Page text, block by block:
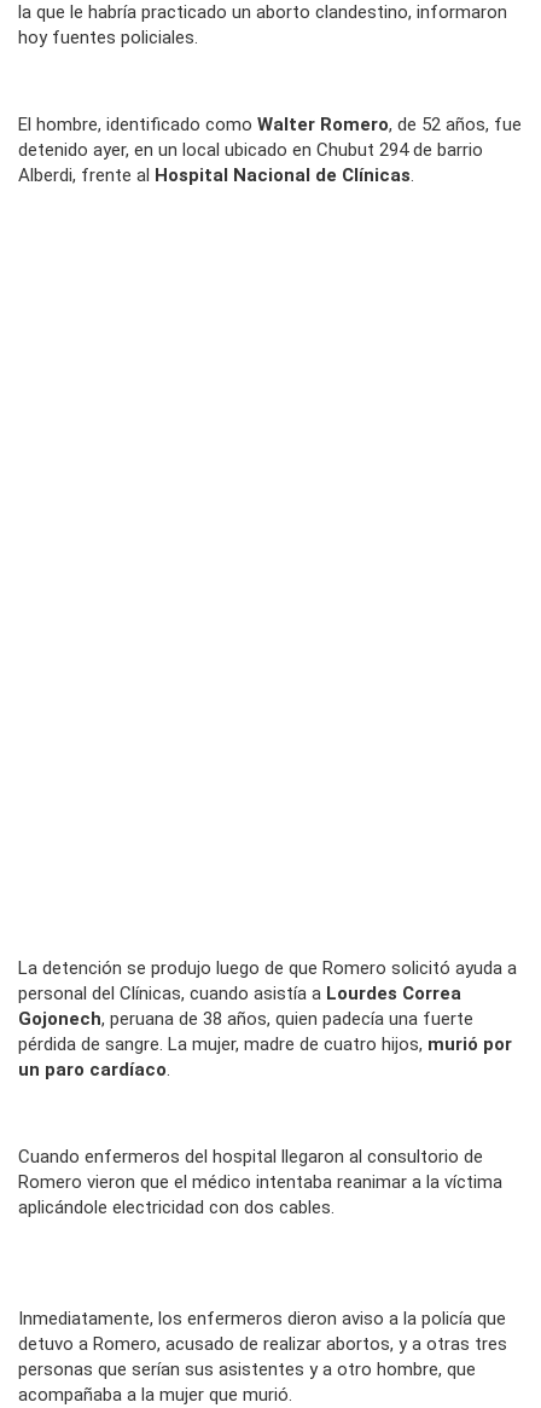
la que le habría practicado un aborto clandestino, informaron
hoy fuentes policiales.
El hombre, identificado como Walter Romero, de 52 años, fue
detenido ayer, en un local ubicado en Chubut 294 de barrio
Alberdi, frente al Hospital Nacional de Clínicas.
La detención se produjo luego de que Romero solicitó ayuda a
personal del Clínicas, cuando asistía a Lourdes Correa
Gojonech, peruana de 38 años, quien padecía una fuerte
pérdida de sangre. La mujer, madre de cuatro hijos, murió por
un paro cardíaco.
Cuando enfermeros del hospital llegaron al consultorio de
Romero vieron que el médico intentaba reanimar a la víctima
aplicándole electricidad con dos cables.
Inmediatamente, los enfermeros dieron aviso a la policía que
detuvo a Romero, acusado de realizar abortos, y a otras tres
personas que serían sus asistentes y a otro hombre, que
acompañaba a la mujer que murió.